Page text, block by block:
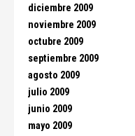
diciembre 2009
noviembre 2009
octubre 2009
septiembre 2009
agosto 2009
julio 2009
junio 2009
mayo 2009